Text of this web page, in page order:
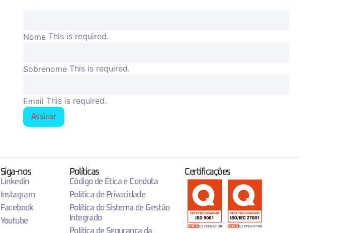
Nome This is required.
Sobrenome This is required.
Email This is required.
Assinar
Siga-nos
Linkedin
Instagram
Facebook
Youtube
Políticas
Código de Ética e Conduta
Política de Privacidade
Política do Sistema de Gestão
Integrado
Política de Segurança da
Certificações